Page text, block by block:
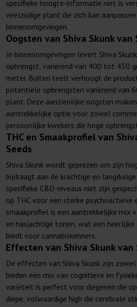
specifieke hoogte-informatie niet is
veelzijdige plant die zich kan
binnenomgevingen.
Oogsten van Shiva Skunk van
In binnenomgevingen levert Shiva
opbrengst, variërend van 400 tot 450
meter. Buiten teelt verhoogt de
potentiële opbrengsten variërend van
plant. Deze aanzienlijke oogsten maken
aantrekkelijke optie voor zowel
persoonlijke kwekers die hoge
THC en Smaakprofiel van
Seeds
Shiva Skunk wordt geprezen om zijn
bijdraagt aan de krachtige en
specifieke CBD-niveaus niet zijn
op THC voor een sterke psychoactieve
smaakprofiel is een aantrekkelijke mix
en hasjachtige tonen, wat een heerlijke
biedt voor cannabiskenners.
Effecten van Shiva Skunk van
De effecten van Shiva Skunk zijn
bieden een mix van cognitieve en
variëteit is perfect voor diegenen die
diepe, volwaardige high die cerebrale